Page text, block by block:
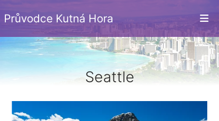
Průvodce Kutná Hora
Seattle